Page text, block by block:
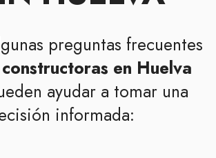
preguntas frecuentes
constructoras en Huelva
ayudar a tomar una
informada: